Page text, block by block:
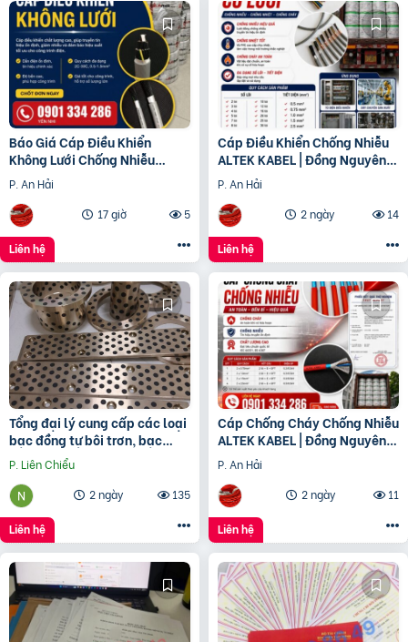
Báo Giá Cáp Điều Khiển
Không Lưới Chống Nhiễu
ALTEK KABEL | Đồng Nguyên
Chất 100%
P. An Hải
17 giờ
5
Liên hệ
Cáp Điều Khiển Chống Nhiễu
ALTEK KABEL | Đồng Nguyên
Chất 100%, Chất Lượng Cao
P. An Hải
2 ngày
14
Liên hệ
Tổng đại lý cung cấp các loại
bạc đồng tự bôi trơn, bạc
cầu, bạc Graphite
P. Liên Chiểu
2 ngày
135
Liên hệ
Cáp Chống Cháy Chống Nhiễu
ALTEK KABEL | Đồng Nguyên
Chất 100%, Đảm Bảo An Toàn
Công Trình
P. An Hải
2 ngày
11
Liên hệ